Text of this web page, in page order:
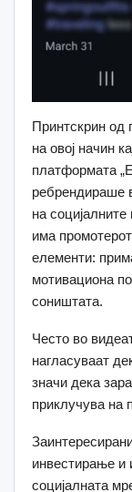
Принтскрин од
на овој начин
платформата
ребрендираше
на
има
елементи:
мотивациона
соништата.
Често во
нагласуваат
значи дека
приклучува на
инвестирање и
социјалната